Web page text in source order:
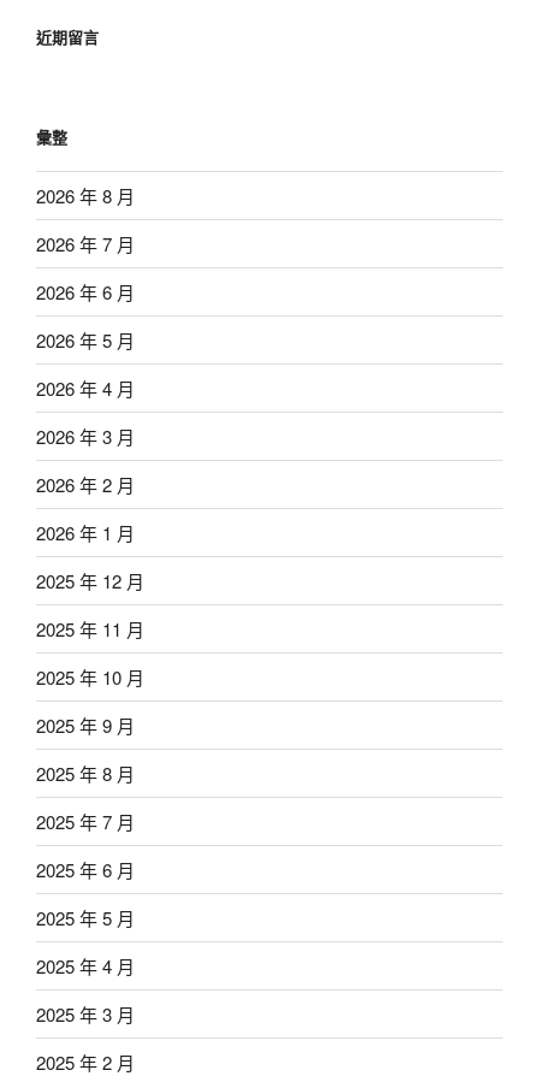
近期留言
彙整
2026 年 8 月
2026 年 7 月
2026 年 6 月
2026 年 5 月
2026 年 4 月
2026 年 3 月
2026 年 2 月
2026 年 1 月
2025 年 12 月
2025 年 11 月
2025 年 10 月
2025 年 9 月
2025 年 8 月
2025 年 7 月
2025 年 6 月
2025 年 5 月
2025 年 4 月
2025 年 3 月
2025 年 2 月